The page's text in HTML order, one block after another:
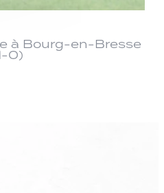
à Bourg-en-Bresse
0)